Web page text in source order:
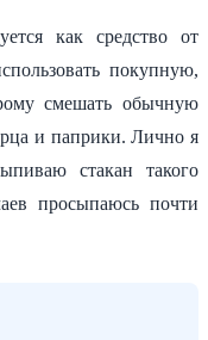
как средство от
покупную,
смешать обычную
и паприки. Лично я
стакан такого
просыпаюсь почти